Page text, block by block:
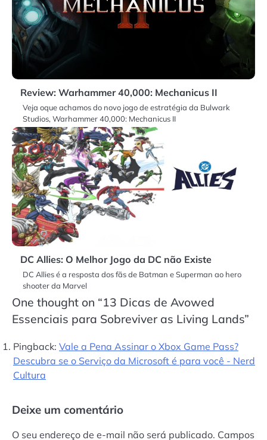
Review: Warhammer 40,000: Mechanicus II
Veja oque achamos do novo jogo de estratégia da Bulwark
Studios, Warhammer 40,000: Mechanicus II
DC Allies: O Melhor Jogo da DC não Existe
DC Allies é a resposta dos fãs de Batman e Superman ao hero
shooter da Marvel
One thought on “13 Dicas de Avowed
Essenciais para Sobreviver as Living Lands”
Pingback: Vale a Pena Assinar o Xbox Game Pass?
Descubra se o Serviço da Microsoft é para você - Nerd
Cultura
Deixe um comentário
O seu endereço de e-mail não será publicado. Campos